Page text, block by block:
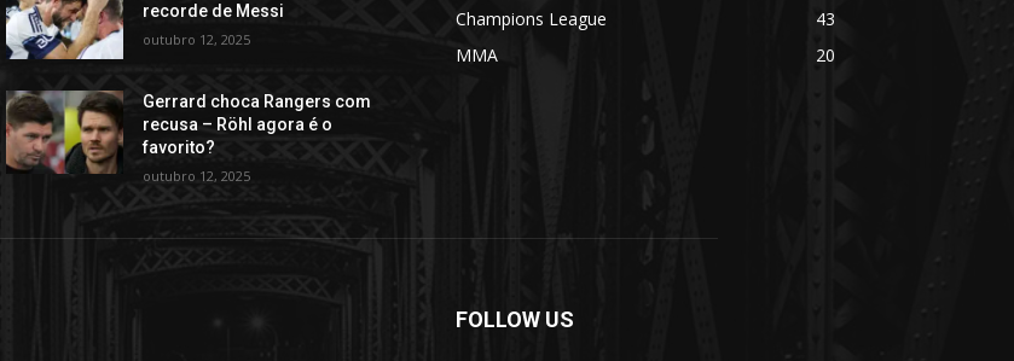
recorde de Messi
outubro 12, 2025
Gerrard choca Rangers com
recusa – Röhl agora é o
favorito?
outubro 12, 2025
Champions League
43
MMA
20
FOLLOW US